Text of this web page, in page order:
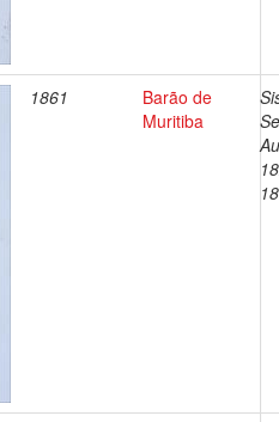
1861
Barão de
Muritiba